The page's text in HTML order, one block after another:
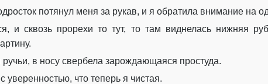
потянул меня за рукав, и я обратила внимание на
и сквозь прорехи то тут, то там виднелась нижняя
ручьи, в носу свербела зарождающаяся простуда.
уверенностью, что теперь я чистая.